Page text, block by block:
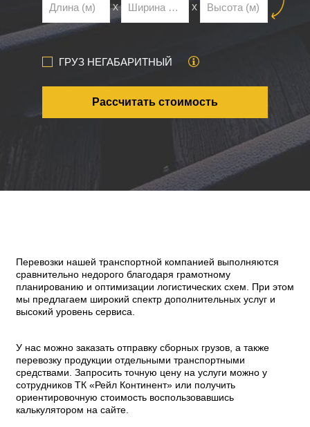
х х
ГРУЗ НЕГАБАРИТНЫЙ
Рассчитать стоимость
Перевозки нашей транспортной компанией выполняются
сравнительно недорого благодаря грамотному
планированию и оптимизации логистических схем. При этом
мы предлагаем широкий спектр дополнительных услуг и
высокий уровень сервиса.
У нас можно заказать отправку сборных грузов, а также
перевозку продукции отдельными транспортными
средствами. Запросить точную цену на услуги можно у
сотрудников ТК «Рейл Континент» или получить
ориентировочную стоимость воспользовавшись
калькулятором на сайте.